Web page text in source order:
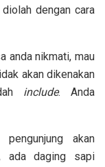
dengan cara
anda nikmati, mau
akan dikenakan
include. Anda
akan
ada daging sapi